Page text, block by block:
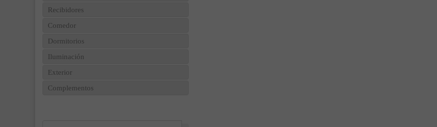
Recibidores
Comedor
Dormitorios
Iluminación
Exterior
Complementos